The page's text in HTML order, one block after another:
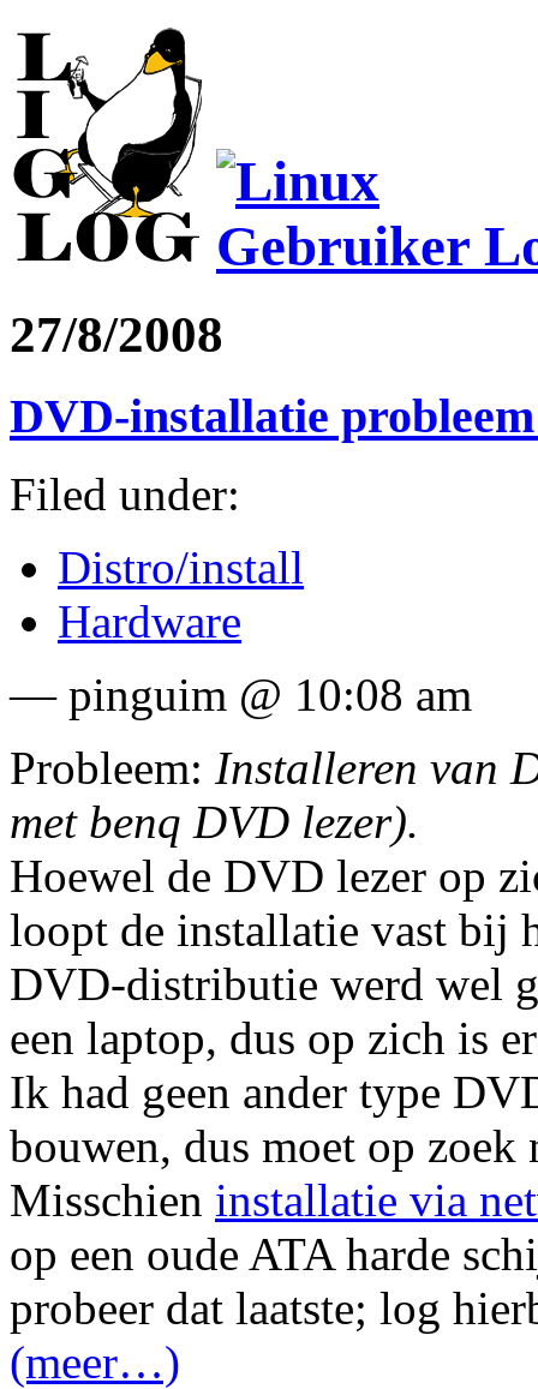
27/8/2008
DVD-installatie
Filed under:
Distro/install
Hardware
— pinguim @ 10:08 am
Probleem: Installeren van
met benq DVD lezer).
Hoewel de DVD lezer op
loopt de installatie vast bij
DVD-distributie werd wel
een laptop, dus op zich is
Ik had geen ander type
bouwen, dus moet op zoek
Misschien installatie via
op een oude ATA harde
probeer dat laatste; log
(meer…)